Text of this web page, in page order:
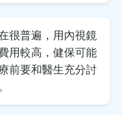
很普遍，用內視鏡
用較高，健保可能
前要和醫生充分討